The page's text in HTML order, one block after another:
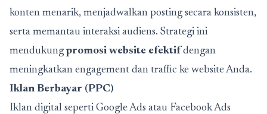
konten menarik, menjadwalkan posting secara konsisten,
serta memantau interaksi audiens. Strategi ini
mendukung promosi website efektif dengan
meningkatkan engagement dan traffic ke website Anda.
Iklan Berbayar (PPC)
Iklan digital seperti Google Ads atau Facebook Ads